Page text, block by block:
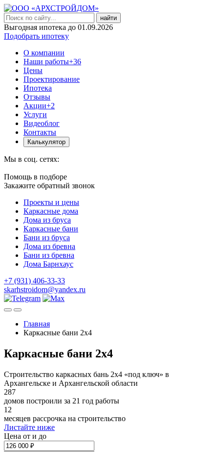
найти
Выгодная ипотека до 01.09.2026
Подобрать ипотеку
О компании
Наши работы+36
Цены
Проектирование
Ипотека
Отзывы
Акции+2
Услуги
Видеоблог
Контакты
Калькулятор
Мы в соц. сетях:
Помощь в подборе
Закажите обратный звонок
Проекты и цены
Каркасные дома
Дома из бруса
Каркасные бани
Бани из бруса
Дома из бревна
Бани из бревна
Дома Барнхаус
+7 (931) 406-33-33
skarhstroidom@yandex.ru
Главная
Каркасные бани 2x4
Каркасные бани 2x4
Строительство каркасных бань 2х4 «под ключ» в
Архангельске и Архангельской области
287
домов построили за 21 год работы
12
месяцев рассрочка на строительство
Листайте ниже
Цена от и до